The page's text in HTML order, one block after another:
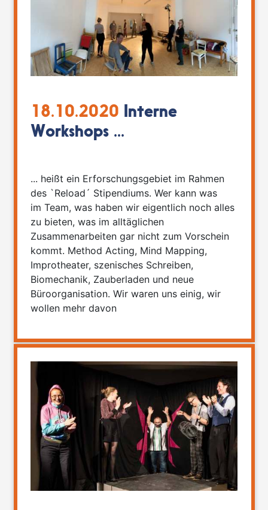
18.10.2020 Interne
Workshops ...
... heißt ein Erforschungsgebiet im Rahmen
des `Reload´ Stipendiums. Wer kann was
im Team, was haben wir eigentlich noch alles
zu bieten, was im alltäglichen
Zusammenarbeiten gar nicht zum Vorschein
kommt. Method Acting, Mind Mapping,
Improtheater, szenisches Schreiben,
Biomechanik, Zauberladen und neue
Büroorganisation. Wir waren uns einig, wir
wollen mehr davon